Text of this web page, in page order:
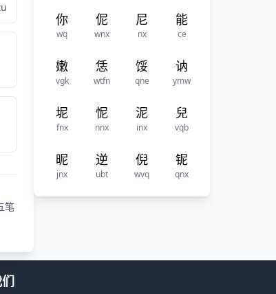
笔
你
wq
伲
wnx
尼
nx
能
ce
嫩
vgk
恁
wtfn
馁
qne
讷
ymw
坭
fnx
怩
nnx
泥
inx
兒
vqb
昵
jnx
逆
ubt
倪
wvq
铌
qnx